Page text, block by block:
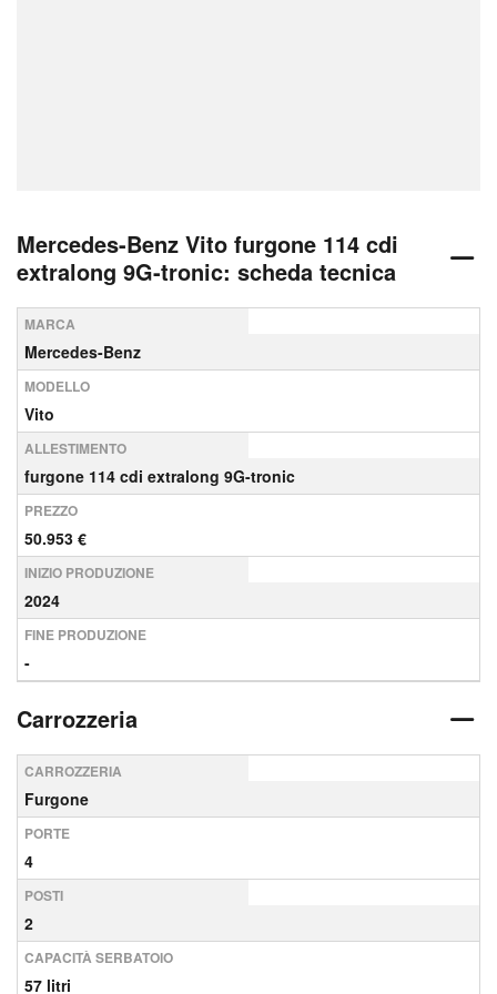
Mercedes-Benz Vito furgone 114 cdi
extralong 9G-tronic: scheda tecnica
MARCA
Mercedes-Benz
MODELLO
Vito
ALLESTIMENTO
furgone 114 cdi extralong 9G-tronic
PREZZO
50.953 €
INIZIO PRODUZIONE
2024
FINE PRODUZIONE
-
Carrozzeria
CARROZZERIA
Furgone
PORTE
4
POSTI
2
CAPACITÀ SERBATOIO
57 litri